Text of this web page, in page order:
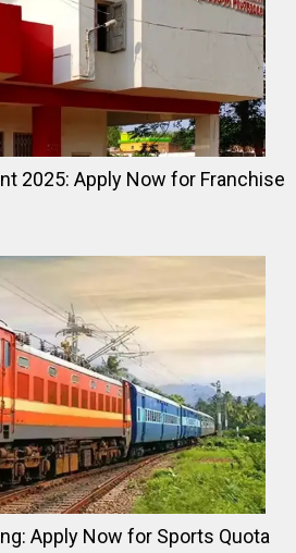
2025: Apply Now for Franchise
Apply Now for Sports Quota